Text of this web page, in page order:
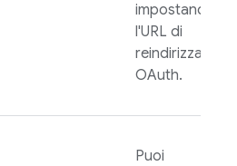
impostando
l'URL di
OAuth.
Puoi